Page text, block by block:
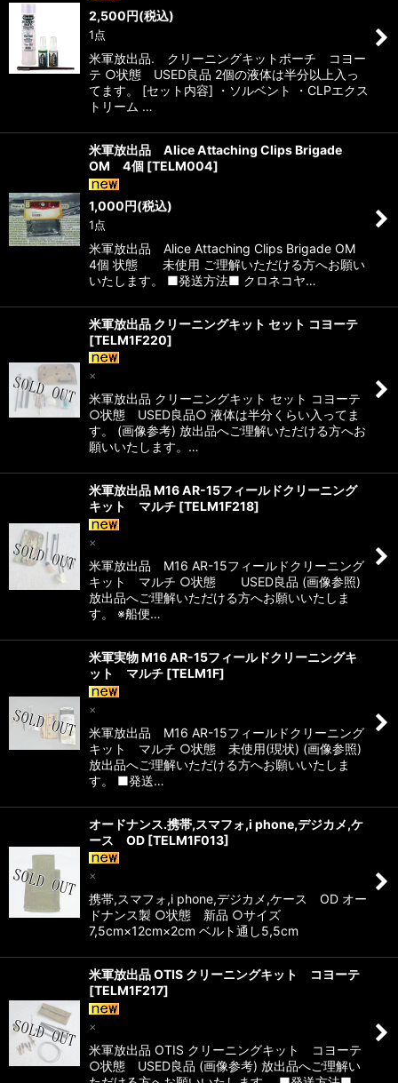
2,500円(税込)
1点
米軍放出品. クリーニングキットポーチ コヨー
テ ○状態 USED良品 2個の液体は半分以上入っ
てます。 [セット内容] ・ソルベント ・CLPエクス
トリーム …
米軍放出品 Alice Attaching Clips Brigade
OM 4個 [TELM004]
1,000円(税込)
1点
米軍放出品 Alice Attaching Clips Brigade OM
4個 状態 未使用 ご理解いただける方へお願い
いたします。 ■発送方法■ クロネコヤ…
米軍放出品 クリーニングキット セット コヨーテ
[TELM1F220]
×
米軍放出品 クリーニングキット セット コヨーテ
○状態 USED良品○ 液体は半分くらい入ってま
す。 (画像参考) 放出品へご理解いただける方へお
願いいたします。…
米軍放出品 M16 AR-15フィールドクリーニング
キット マルチ [TELM1F218]
×
米軍放出品 M16 AR-15フィールドクリーニング
キット マルチ ○状態 USED良品 (画像参照)
放出品へご理解いただける方へお願いいたしま
す。 ※船便…
米軍実物 M16 AR-15フィールドクリーニングキ
ット マルチ [TELM1F]
×
米軍放出品 M16 AR-15フィールドクリーニング
キット マルチ ○状態 未使用(現状) (画像参照)
放出品へご理解いただける方へお願いいたしま
す。 ■発送…
オードナンス.携帯,スマフォ,i phone,デジカメ,ケ
ース OD [TELM1F013]
×
携帯,スマフォ,i phone,デジカメ,ケース OD オー
ドナンス製 ○状態 新品 ○サイズ
7,5cm×12cm×2cm ベルト通し5,5cm
米軍放出品 OTIS クリーニングキット コヨーテ
[TELM1F217]
×
米軍放出品 OTIS クリーニングキット コヨーテ
○状態 USED良品 (画像参考) 放出品へご理解い